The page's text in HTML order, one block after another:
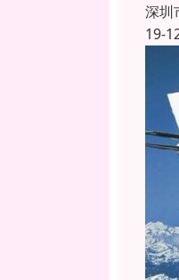
深圳
19-